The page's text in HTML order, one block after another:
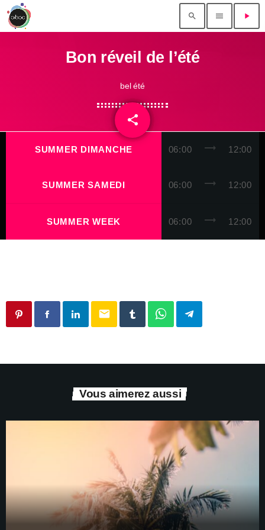
search menu play_arrow
Bon réveil de l’été
bel été
share
email
SUMMER DIMANCHE 06:00 trending_flat 12:00
SUMMER SAMEDI 06:00 trending_flat 12:00
SUMMER WEEK 06:00 trending_flat 12:00
email
Vous aimerez aussi